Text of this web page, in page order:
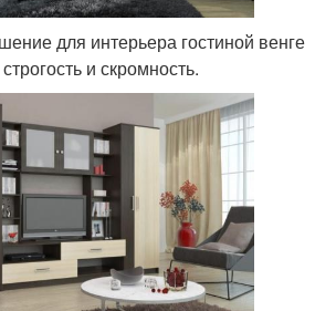
для интерьера гостиной венге
и скромность.